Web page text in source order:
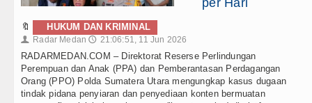
per Hari
🔖 HUKUM DAN KRIMINAL
👤 Radar Medan 🕔 21:06:51, 11 Jun 2026
RADARMEDAN.COM – Direktorat Reserse Perlindungan
Perempuan dan Anak (PPA) dan Pemberantasan Perdagangan
Orang (PPO) Polda Sumatera Utara mengungkap kasus dugaan
tindak pidana penyiaran dan penyediaan konten bermuatan